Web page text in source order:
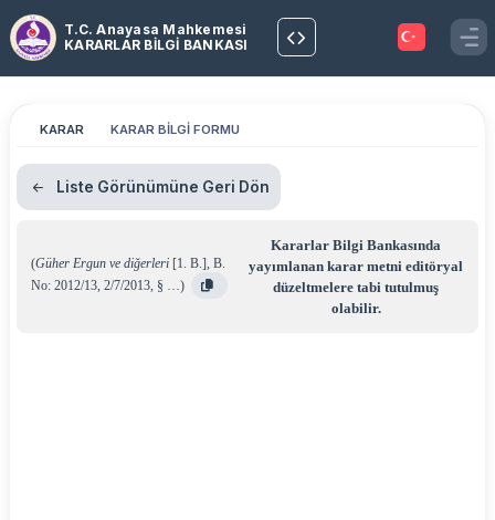
T.C. Anayasa Mahkemesi
KARARLAR BİLGİ BANKASI
KARAR KARAR BİLGİ FORMU
Liste Görünümüne Geri Dön
(Güher Ergun ve diğerleri [1. B.], B.
No: 2012/13, 2/7/2013, § …)
Kararlar Bilgi Bankasında
yayımlanan karar metni editöryal
düzeltmelere tabi tutulmuş
olabilir.